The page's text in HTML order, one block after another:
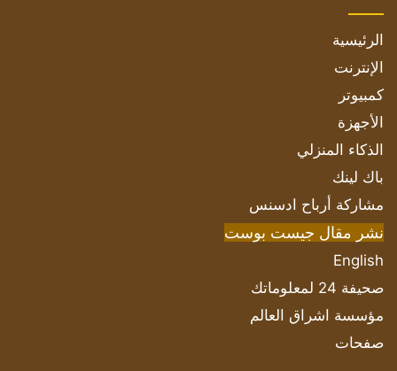
الرئيسية
الإنترنت
كمبيوتر
الأجهزة
الذكاء المنزلي
باك لينك
مشاركة أرباح ادسنس
نشر مقال جيست بوست
English
صحيفة 24 لمعلوماتك
مؤسسة اشراق العالم
صفحات